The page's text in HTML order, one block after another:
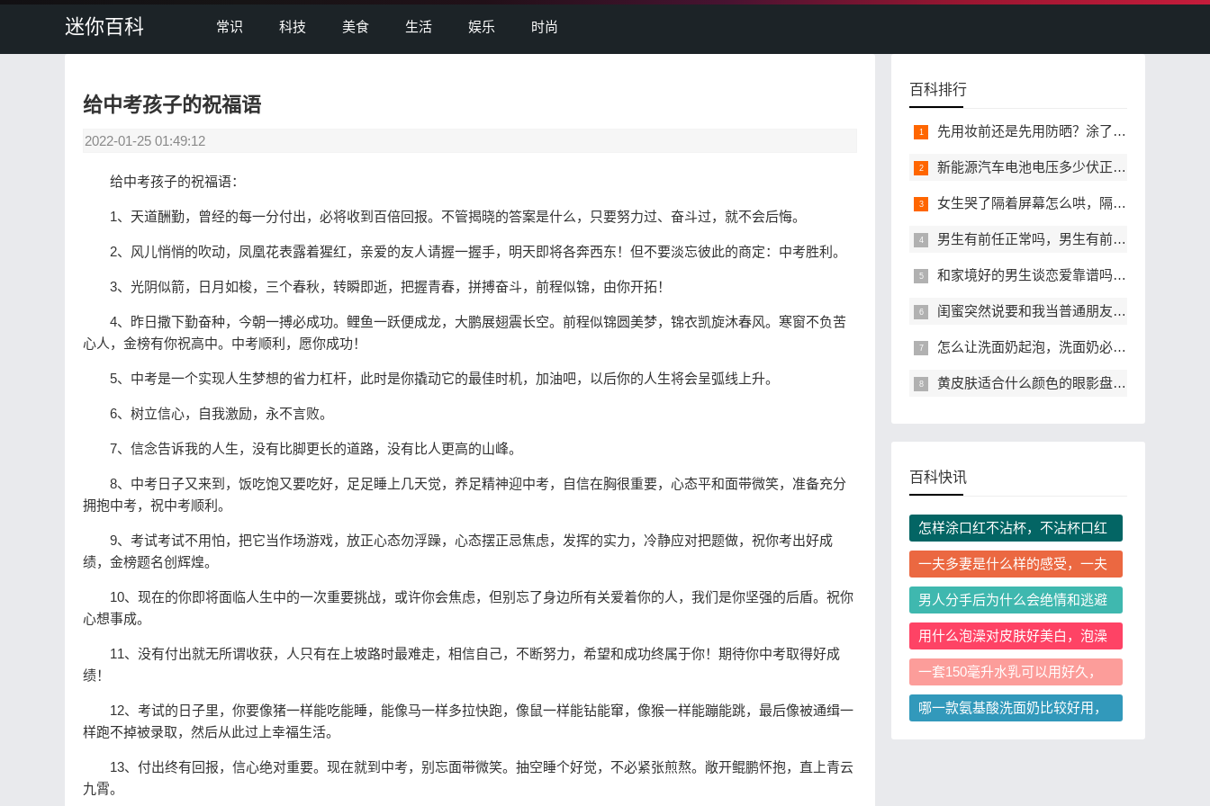
迷你百科 常识 科技 美食 生活 娱乐 时尚
给中考孩子的祝福语
2022-01-25 01:49:12
给中考孩子的祝福语：
1、天道酬勤，曾经的每一分付出，必将收到百倍回报。不管揭晓的答案是什么，只要努力过、奋斗过，就不会后悔。
2、风儿悄悄的吹动，凤凰花表露着猩红，亲爱的友人请握一握手，明天即将各奔西东！但不要淡忘彼此的商定：中考胜利。
3、光阴似箭，日月如梭，三个春秋，转瞬即逝，把握青春，拼搏奋斗，前程似锦，由你开拓！
4、昨日撒下勤奋种，今朝一搏必成功。鲤鱼一跃便成龙，大鹏展翅震长空。前程似锦圆美梦，锦衣凯旋沐春风。寒窗不负苦
心人，金榜有你祝高中。中考顺利，愿你成功！
5、中考是一个实现人生梦想的省力杠杆，此时是你撬动它的最佳时机，加油吧，以后你的人生将会呈弧线上升。
6、树立信心，自我激励，永不言败。
7、信念告诉我的人生，没有比脚更长的道路，没有比人更高的山峰。
8、中考日子又来到，饭吃饱又要吃好，足足睡上几天觉，养足精神迎中考，自信在胸很重要，心态平和面带微笑，准备充分
拥抱中考，祝中考顺利。
9、考试考试不用怕，把它当作场游戏，放正心态勿浮躁，心态摆正忌焦虑，发挥的实力，冷静应对把题做，祝你考出好成
绩，金榜题名创辉煌。
10、现在的你即将面临人生中的一次重要挑战，或许你会焦虑，但别忘了身边所有关爱着你的人，我们是你坚强的后盾。祝你
心想事成。
11、没有付出就无所谓收获，人只有在上坡路时最难走，相信自己，不断努力，希望和成功终属于你！期待你中考取得好成
绩！
12、考试的日子里，你要像猪一样能吃能睡，能像马一样多拉快跑，像鼠一样能钻能窜，像猴一样能蹦能跳，最后像被通缉一
样跑不掉被录取，然后从此过上幸福生活。
13、付出终有回报，信心绝对重要。现在就到中考，别忘面带微笑。抽空睡个好觉，不必紧张煎熬。敞开鲲鹏怀抱，直上青云
九霄。
百科排行
先用妆前还是先用防晒？涂了防晒还需要用妆前乳吗？
新能源汽车电池电压多少伏正常，新能源汽车电池亏电电压是多少伏
女生哭了隔着屏幕怎么哄，隔着屏幕哄哭了的女生哪些话不能说
男生有前任正常吗，男生有前任该介意吗
和家境好的男生谈恋爱靠谱吗，家境普通的女生能走到最后吗？
闺蜜突然说要和我当普通朋友，我还要挽留这段关系吗？
怎么让洗面奶起泡，洗面奶必须起泡才能用吗？
黄皮肤适合什么颜色的眼影盘？黄皮肤要避开哪些颜色的眼影？
百科快讯
怎样涂口红不沾杯，不沾杯口红
怎么选？
一夫多妻是什么样的感受，一夫
多妻在我国合法吗？
男人分手后为什么会绝情和逃避
见面，男人分手后绝情逃避见面
是从来没爱过吗
用什么泡澡对皮肤好美白，泡澡
美白需要注意哪些事项？
一套150毫升水乳可以用好久，
每天用两次150ml水乳能用几个
月？
哪一款氨基酸洗面奶比较好用，